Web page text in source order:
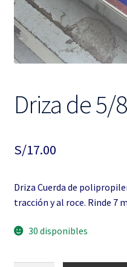
Driza de 5/
S/17.00
Driza Cuerda de
tracción y al roce. Rinde 7
30 disponibles